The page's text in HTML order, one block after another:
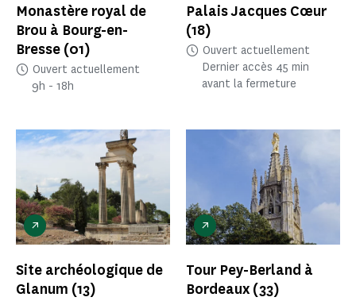
Monastère royal de
Brou à Bourg-en-
Bresse (01)
Ouvert actuellement
9h - 18h
Palais Jacques Cœur
(18)
Ouvert actuellement
Dernier accès 45 min
avant la fermeture
Site archéologique de
Glanum (13)
Tour Pey-Berland à
Bordeaux (33)